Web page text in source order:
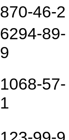
870-46-2
6294-89-
9
1068-57-
1